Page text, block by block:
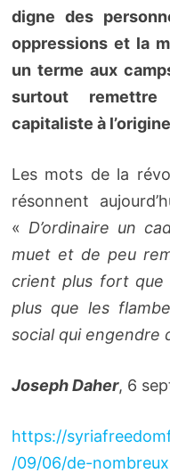
digne des
oppressions et la
un terme aux
surtout
capitaliste à
Les mots de la
résonnent
« D’ordinaire un
muet et de peu
crient plus fort
plus que les
social qui engendre
Joseph Daher, 6
https://
/09/06/de-